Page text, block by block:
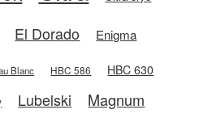
El Dorado Enigma
Blanc HBC 586 HBC 630
Lubelski
Magnum